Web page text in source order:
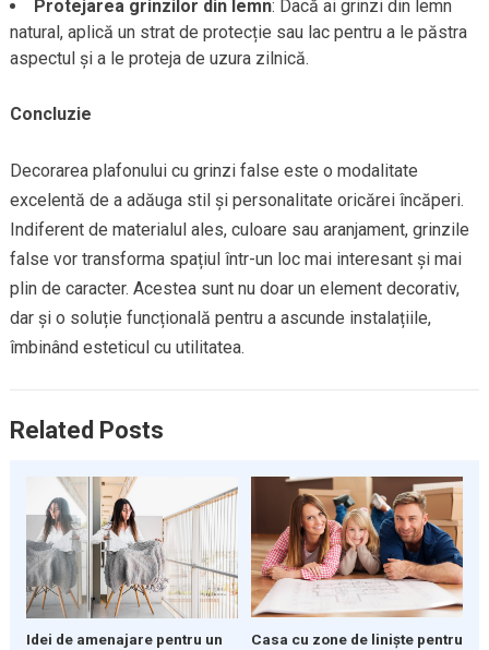
Protejarea grinzilor din lemn: Dacă ai grinzi din lemn
natural, aplică un strat de protecție sau lac pentru a le păstra
aspectul și a le proteja de uzura zilnică.
Concluzie
Decorarea plafonului cu grinzi false este o modalitate
excelentă de a adăuga stil și personalitate oricărei încăperi.
Indiferent de materialul ales, culoare sau aranjament, grinzile
false vor transforma spațiul într-un loc mai interesant și mai
plin de caracter. Acestea sunt nu doar un element decorativ,
dar și o soluție funcțională pentru a ascunde instalațiile,
îmbinând esteticul cu utilitatea.
Related Posts
Idei de amenajare pentru un
Casa cu zone de liniște pentru